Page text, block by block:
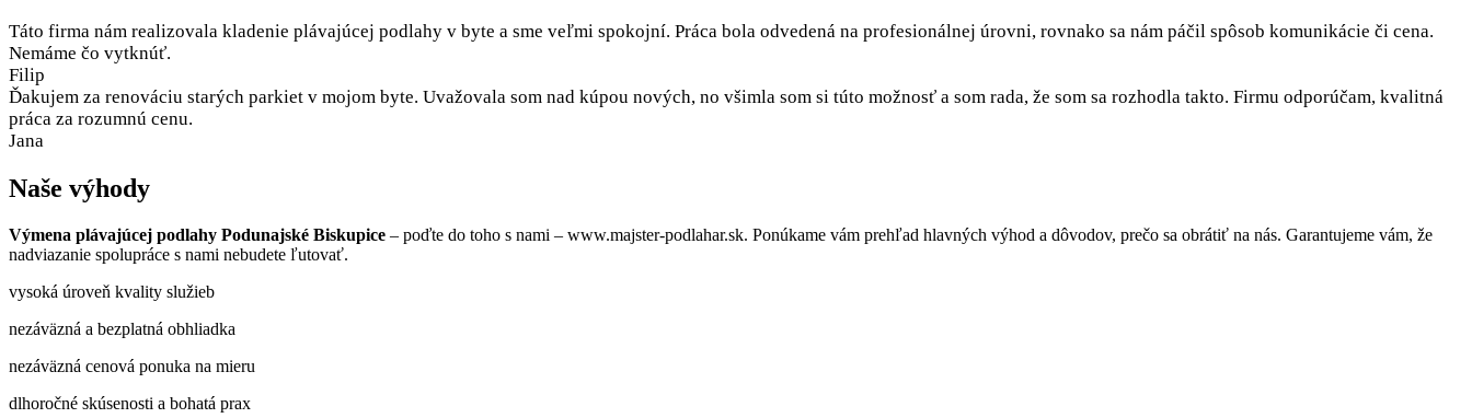
Táto firma nám realizovala kladenie plávajúcej podlahy v byte a sme veľmi spokojní. Práca bola odvedená na profesionálnej úrovni, rovnako sa nám páčil spôsob komunikácie či cena.
Nemáme čo vytknúť.
Filip
Ďakujem za renováciu starých parkiet v mojom byte. Uvažovala som nad kúpou nových, no všimla som si túto možnosť a som rada, že som sa rozhodla takto. Firmu odporúčam, kvalitná
práca za rozumnú cenu.
Jana
Naše výhody
Výmena plávajúcej podlahy Podunajské Biskupice – poďte do toho s nami – www.majster-podlahar.sk. Ponúkame vám prehľad hlavných výhod a dôvodov, prečo sa obrátiť na nás. Garantujeme vám, že
nadviazanie spolupráce s nami nebudete ľutovať.
vysoká úroveň kvality služieb
nezáväzná a bezplatná obhliadka
nezáväzná cenová ponuka na mieru
dlhoročné skúsenosti a bohatá prax